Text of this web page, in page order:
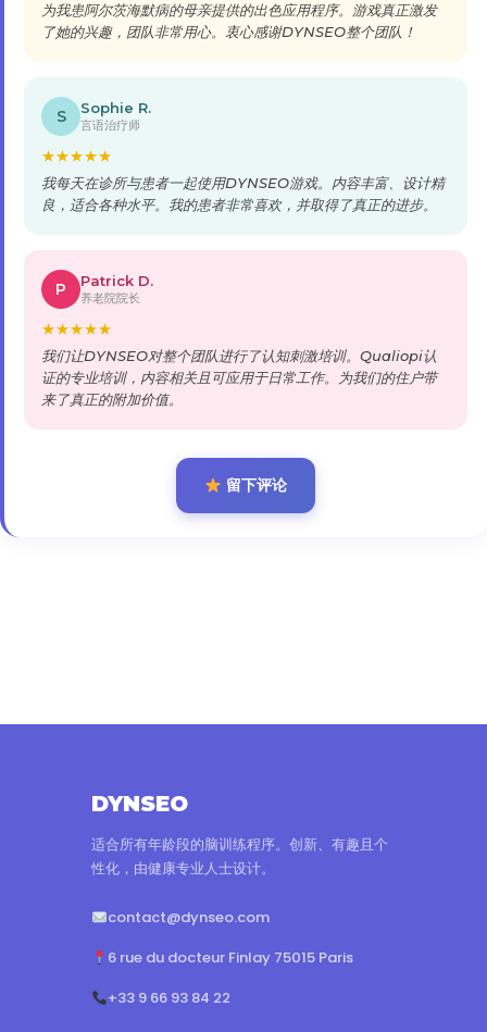
为我患阿尔茨海默病的母亲提供的出色应用程序。游戏真正激发
了她的兴趣，团队非常用心。衷心感谢DYNSEO整个团队！
S Sophie R.
言语治疗师
★★★★★
我每天在诊所与患者一起使用DYNSEO游戏。内容丰富、设计精
良，适合各种水平。我的患者非常喜欢，并取得了真正的进步。
P Patrick D.
养老院院长
★★★★★
我们让DYNSEO对整个团队进行了认知刺激培训。Qualiopi认
证的专业培训，内容相关且可应用于日常工作。为我们的住户带
来了真正的附加价值。
留下评论
DYNSEO
适合所有年龄段的脑训练程序。创新、有趣且个
性化，由健康专业人士设计。
contact@dynseo.com
6 rue du docteur Finlay 75015 Paris
+33 9 66 93 84 22